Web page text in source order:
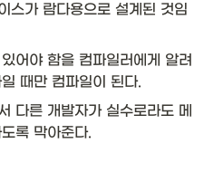
스가 람다용으로 설계된 것임
어야 함을 컴파일러에게 알려
때만 컴파일이 된다.
다른 개발자가 실수로라도 메
록 막아준다.